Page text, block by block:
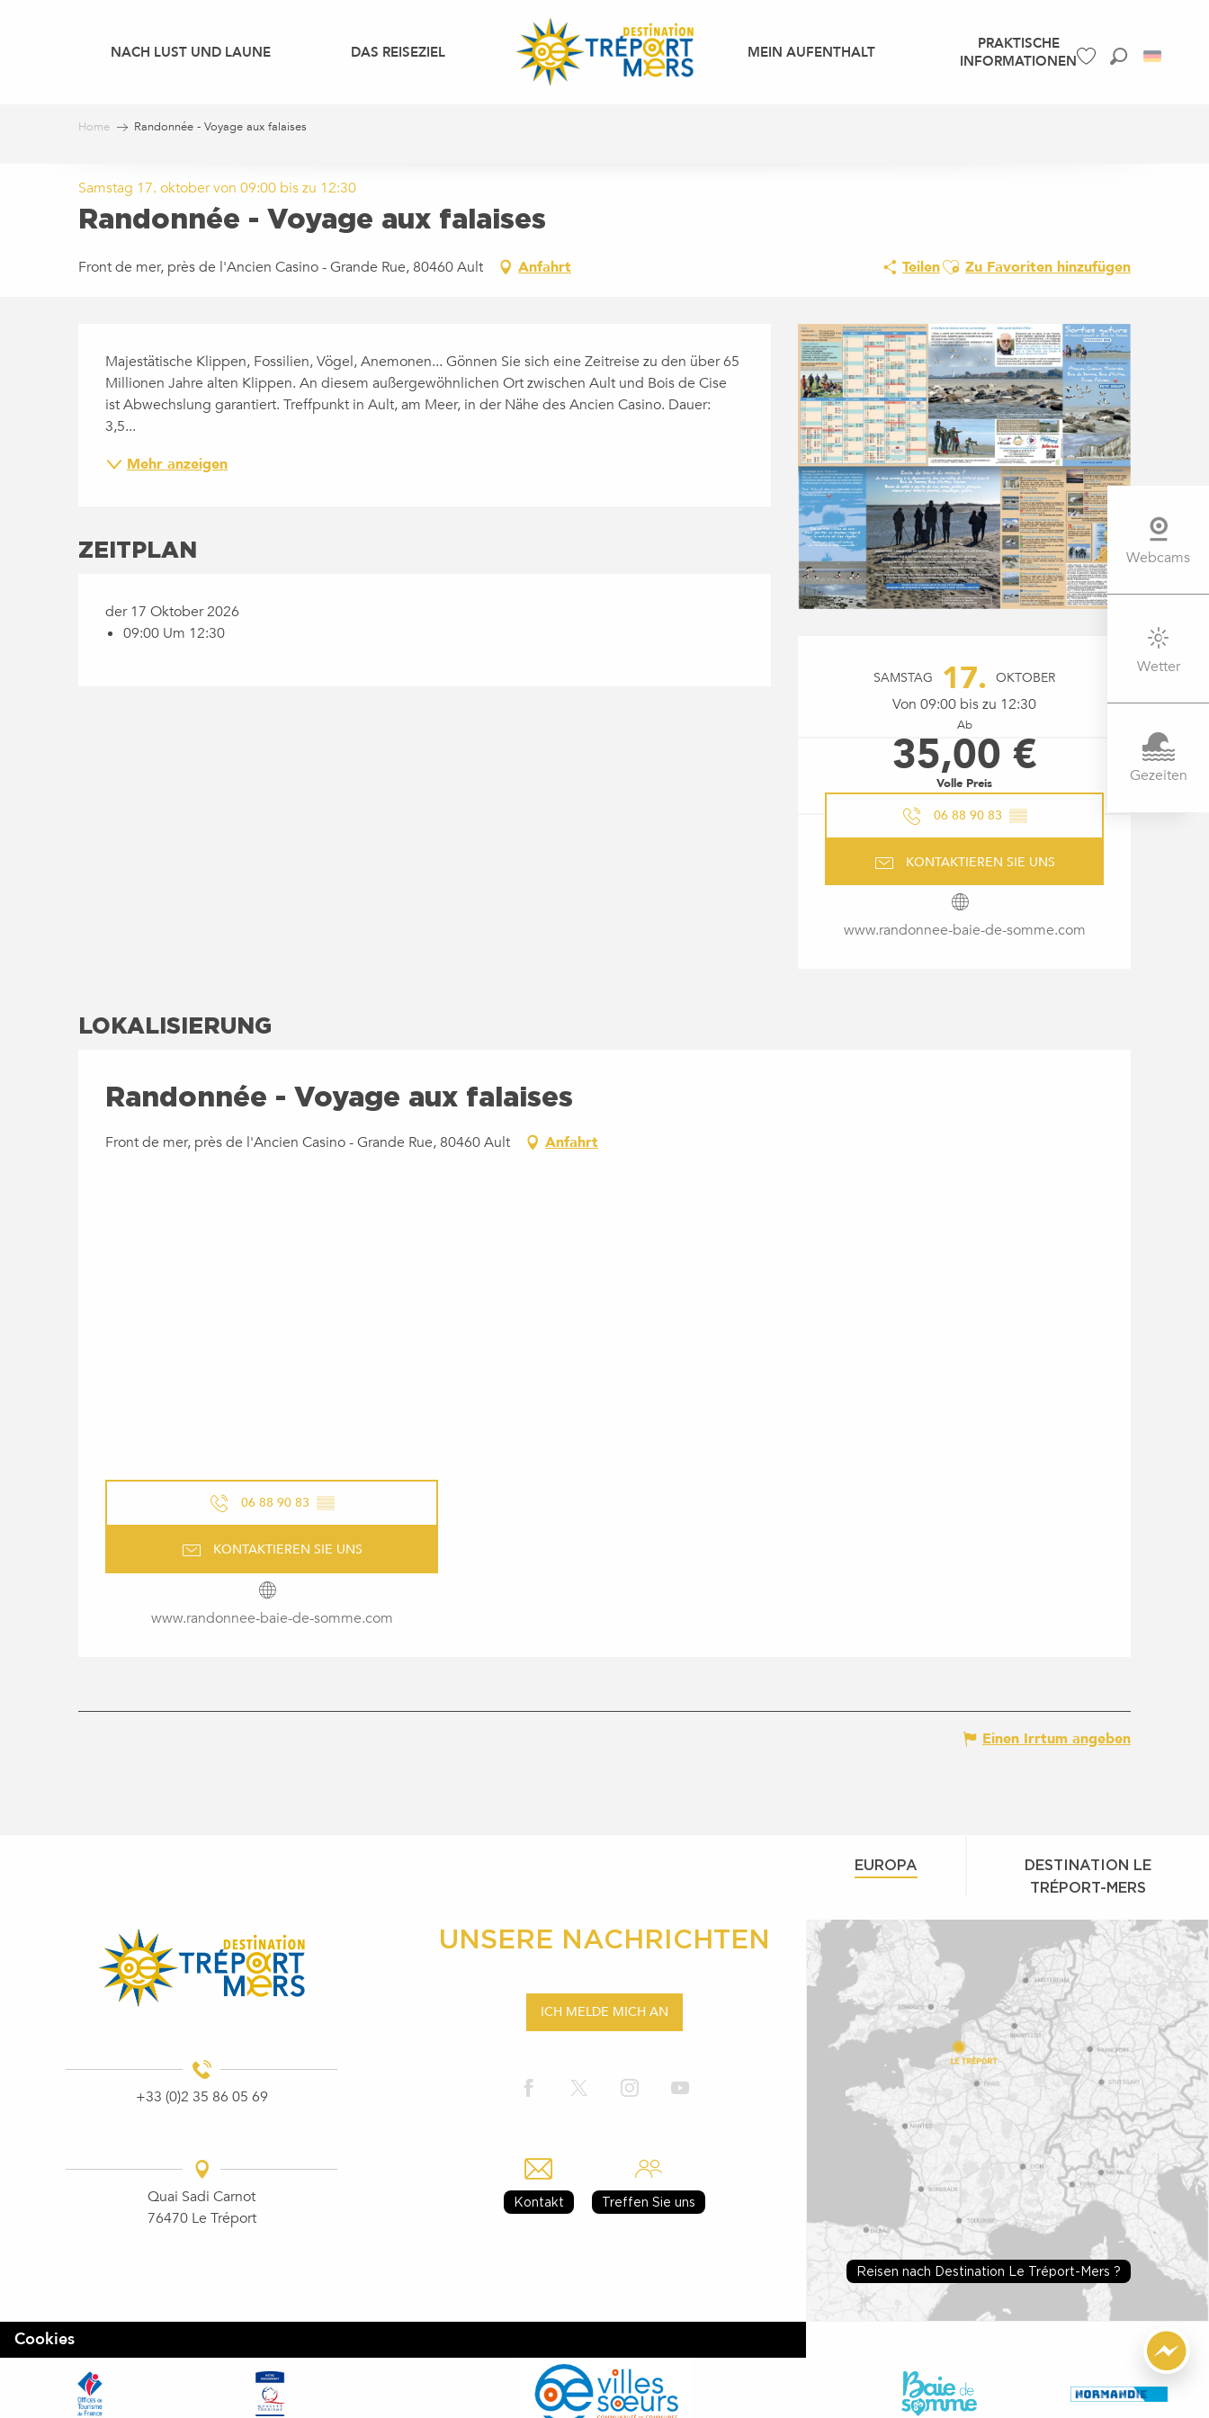
NACH LUST UND LAUNE DAS REISEZIEL MEIN AUFENTHALT
PRAKTISCHE
INFORMATIONEN
Webcams
Wetter
Gezeiten
Home Randonnée - Voyage aux falaises
Samstag 17. oktober von 09:00 bis zu 12:30
Randonnée - Voyage aux falaises
Front de mer, près de l'Ancien Casino - Grande Rue, 80460 Ault Anfahrt TeilenAjouter aux favoris
Zu Favoriten hinzufügen
ÖFFNUNGSZEITEN &
SAMSTAG 17. OKTOBER
Von 09:00 bis zu 12:30
Ab
35,00 €
Volle Preis
06 88 90 83 ▒▒
KONTAKTIEREN SIE UNS
www.randonnee-baie-de-somme.com
Majestätische Klippen, Fossilien, Vögel, Anemonen... Gönnen Sie sich eine Zeitreise zu den über 65
Millionen Jahre alten Klippen. An diesem außergewöhnlichen Ort zwischen Ault und Bois de Cise
ist Abwechslung garantiert. Treffpunkt in Ault, am Meer, in der Nähe des Ancien Casino. Dauer:
3,5...
Mehr anzeigen
ZEITPLAN
der 17 Oktober 2026
09:00 Um 12:30
LOKALISIERUNG
Randonnée - Voyage aux falaises
Front de mer, près de l'Ancien Casino - Grande Rue, 80460 Ault Anfahrt
06 88 90 83 ▒▒
KONTAKTIEREN SIE UNS
www.randonnee-baie-de-somme.com
Einen Irrtum angeben
+33 (0)2 35 86 05 69
Quai Sadi Carnot
76470 Le Tréport
UNSERE NACHRICHTEN
ICH MELDE MICH AN
Kontakt Treffen Sie uns
EUROPA
DESTINATION LE
TRÉPORT-MERS
Reisen nach Destination Le Tréport-Mers ?
Cookies